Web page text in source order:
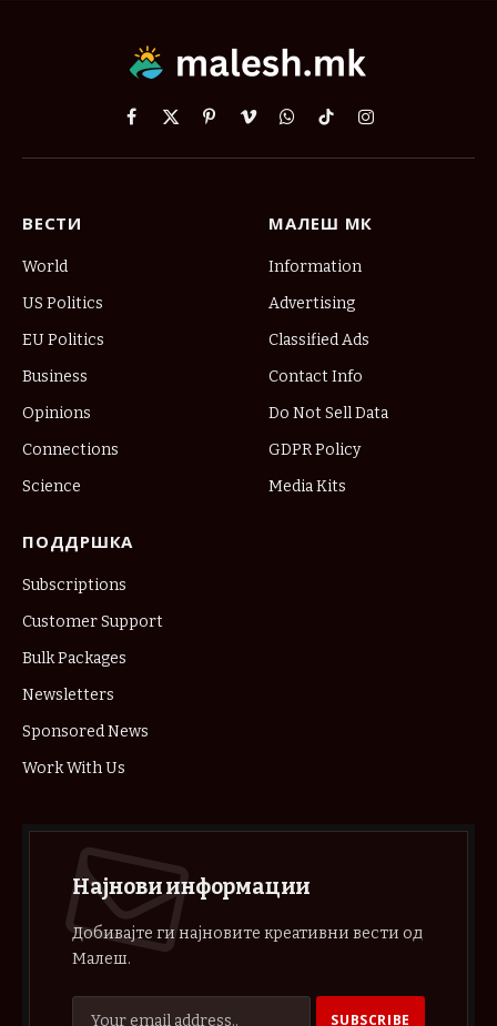
Facebook
X
PinterestVimeoWhatsApp
TikTokInstagram
ВЕСТИ
World
US Politics
EU Politics
Business
Opinions
Connections
Science
МАЛЕШ МК
Information
Advertising
Classified Ads
Contact Info
Do Not Sell Data
GDPR Policy
Media Kits
ПОДДРШКА
Subscriptions
Customer Support
Bulk Packages
Newsletters
Sponsored News
Work With Us
Најнови информации
Добивајте ги најновите креативни вести од
Малеш.